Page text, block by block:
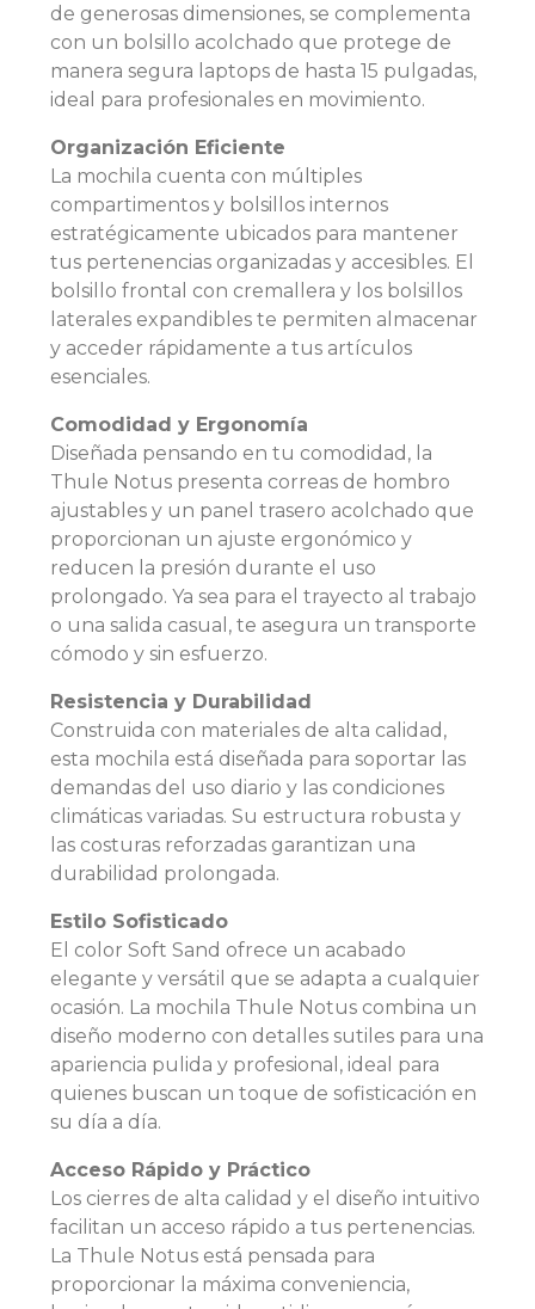
de generosas dimensiones, se complementa
con un bolsillo acolchado que protege de
manera segura laptops de hasta 15 pulgadas,
ideal para profesionales en movimiento.
Organización Eficiente
La mochila cuenta con múltiples
compartimentos y bolsillos internos
estratégicamente ubicados para mantener
tus pertenencias organizadas y accesibles. El
bolsillo frontal con cremallera y los bolsillos
laterales expandibles te permiten almacenar
y acceder rápidamente a tus artículos
esenciales.
Comodidad y Ergonomía
Diseñada pensando en tu comodidad, la
Thule Notus presenta correas de hombro
ajustables y un panel trasero acolchado que
proporcionan un ajuste ergonómico y
reducen la presión durante el uso
prolongado. Ya sea para el trayecto al trabajo
o una salida casual, te asegura un transporte
cómodo y sin esfuerzo.
Resistencia y Durabilidad
Construida con materiales de alta calidad,
esta mochila está diseñada para soportar las
demandas del uso diario y las condiciones
climáticas variadas. Su estructura robusta y
las costuras reforzadas garantizan una
durabilidad prolongada.
Estilo Sofisticado
El color Soft Sand ofrece un acabado
elegante y versátil que se adapta a cualquier
ocasión. La mochila Thule Notus combina un
diseño moderno con detalles sutiles para una
apariencia pulida y profesional, ideal para
quienes buscan un toque de sofisticación en
su día a día.
Acceso Rápido y Práctico
Los cierres de alta calidad y el diseño intuitivo
facilitan un acceso rápido a tus pertenencias.
La Thule Notus está pensada para
proporcionar la máxima conveniencia,